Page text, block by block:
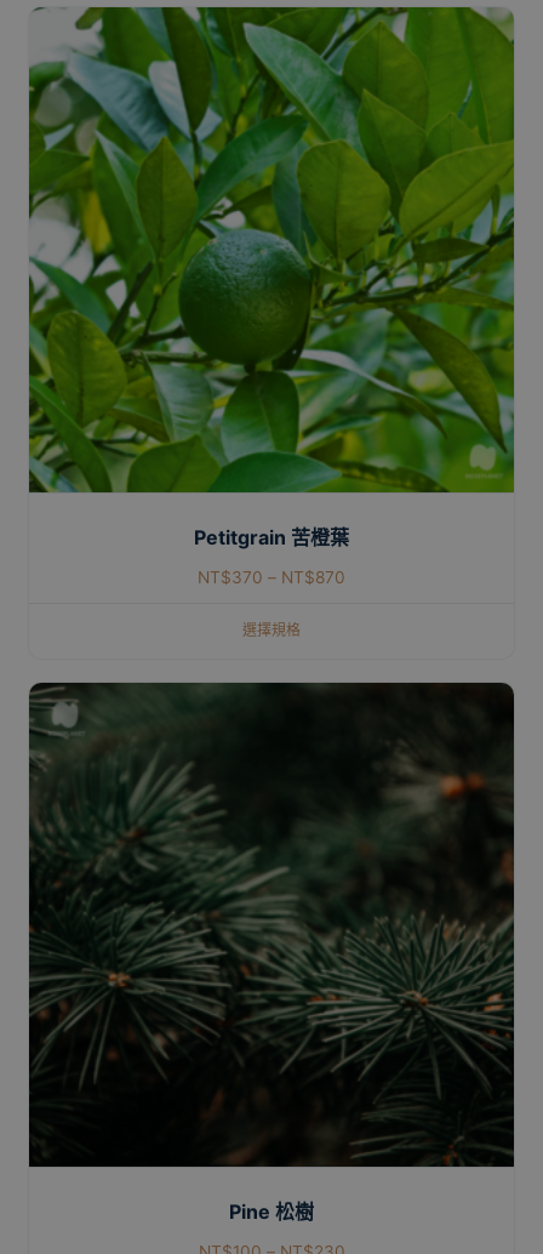
Petitgrain 苦橙葉
NT$370 – NT$870
選擇規格
Pine 松樹